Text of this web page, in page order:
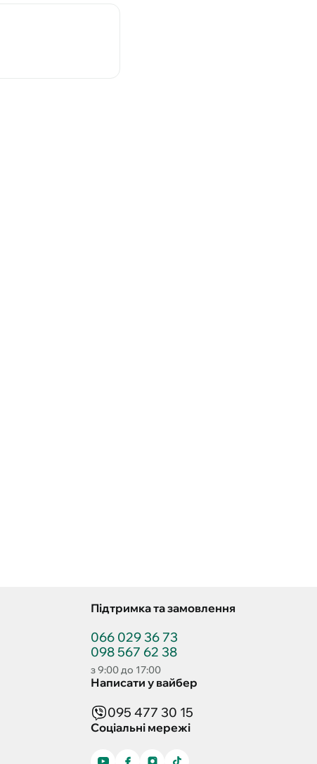
Підтримка та замовлення
066 029 36 73
098 567 62 38
з 9:00 до 17:00
Написати у вайбер
095 477 30 15
Соціальні мережі